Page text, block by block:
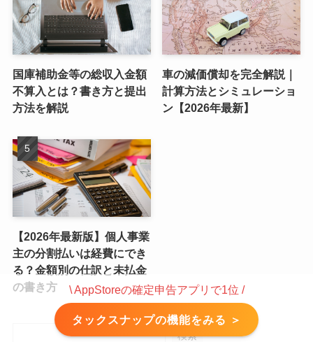
国庫補助金等の総収入金額
不算入とは？書き方と提出
方法を解説
車の減価償却を完全解説｜
計算方法とシミュレーショ
ン【2026年最新】
【2026年最新版】個人事業
主の分割払いは経費にでき
る？金額別の仕訳と未払金
の書き方
検索
\ AppStoreの確定申告アプリで1位 /
タックスナップの機能をみる ＞